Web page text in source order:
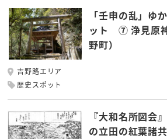
「壬申の乱」ゆ
ット ⑦ 浄見原
野町）
吉野路エリア
歴史スポット
『大和名所図
の立田の紅葉諸